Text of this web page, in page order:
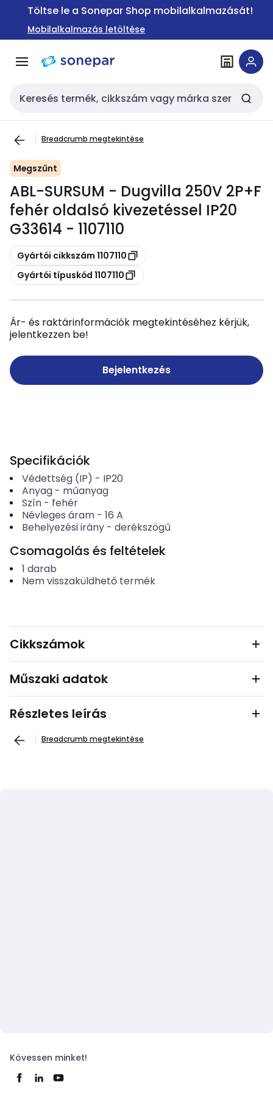
Ugrás a
Ugrás a
tartalomra
Töltse le a Sonepar Shop mobilalkalmazását!
Mobilalkalmazás letöltése
Keresési bemenet
Breadcrumb megtekintése
Megszűnt
ABL-SURSUM - Dugvilla 250V 2P+F
fehér oldalsó kivezetéssel IP20
G33614 - 1107110
Másolás
Gyártói cikkszám 1107110
Másolás
Gyártói típuskód 1107110
Ár- és raktárinformációk megtekintéséhez kérjük,
jelentkezzen be!
Bejelentkezés
Specifikációk
Védettség (IP) - IP20
Anyag- műanyag
Szín- fehér
Névleges áram- 16 A
Behelyezési irány- derékszögű
Csomagolás és feltételek
1 darab
Nem visszaküldhető termék
Cikkszámok
Műszaki adatok
Részletes leírás
Breadcrumb megtekintése
Kövessen minket!